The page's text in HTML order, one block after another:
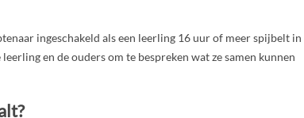
ingeschakeld als een leerling 16 uur of meer spijbelt in
en de ouders om te bespreken wat ze samen kunnen